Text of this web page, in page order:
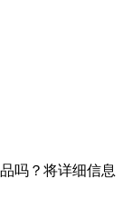
吗？将详细信息